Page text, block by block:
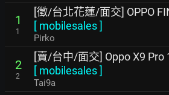
1
1
[徵/台北花蓮/面交] OPPO
[ mobilesales]
Pirko
2
2
[賣/台中/面交] Oppo X9 Pro
[ mobilesales]
Tai9a